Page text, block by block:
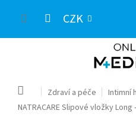
CZK
Domů Zdraví a péče Intimní
NATRACARE Slipové vložky